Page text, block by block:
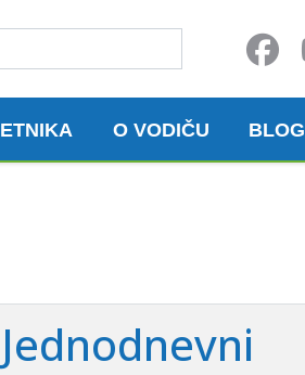
O VODIČU BLOG